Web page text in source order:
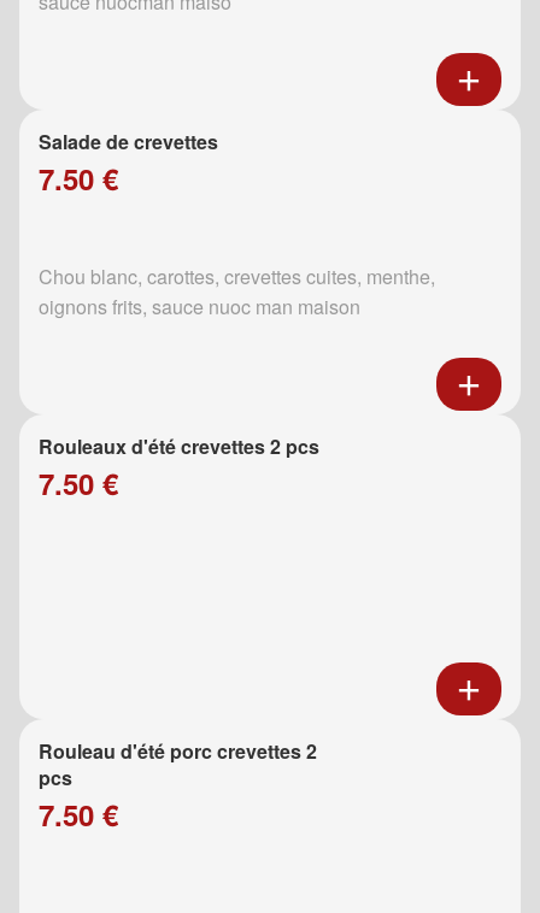
Salade de crevettes
7.50 €
Chou blanc, carottes, crevettes cuites, menthe,
oignons frits, sauce nuoc man maison
Rouleaux d'été crevettes 2 pcs
7.50 €
Rouleau d'été porc crevettes 2
pcs
7.50 €